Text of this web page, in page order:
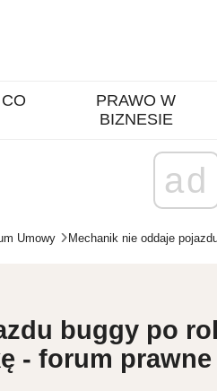
PRAWO W
BIZNESIE
ad
Umowy Mechanik nie oddaje
buggy po
- forum prawne